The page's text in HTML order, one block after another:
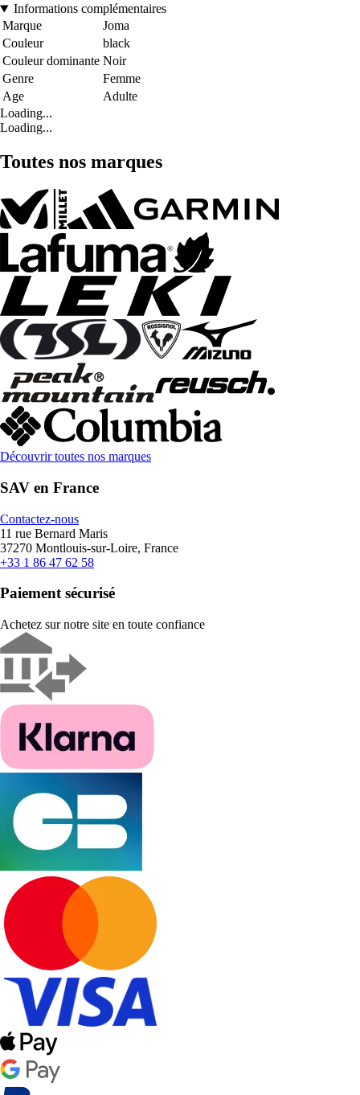
Informations complémentaires
Marque
Joma
Couleur
black
Couleur dominante Noir
Genre
Femme
Age
Adulte
Loading...
Loading...
Toutes nos marques
Découvrir toutes nos marques
SAV en France
Contactez-nous
11 rue Bernard Maris
37270 Montlouis-sur-Loire, France
+33 1 86 47 62 58
Paiement sécurisé
Achetez sur notre site en toute confiance